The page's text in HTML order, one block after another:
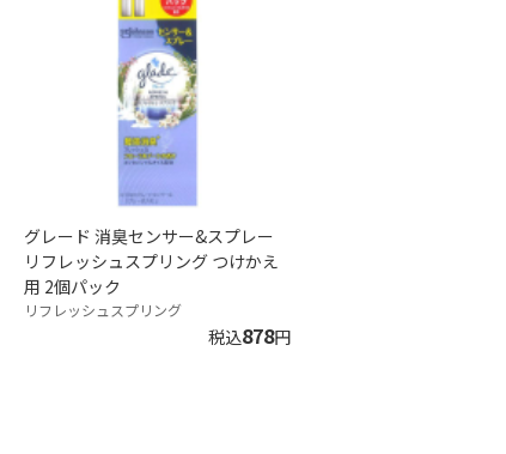
グレード 消臭センサー&スプレー
リフレッシュスプリング つけかえ
用 2個パック
リフレッシュスプリング
税込878円